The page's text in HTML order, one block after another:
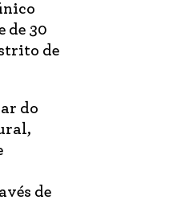
de 30
de
do
de